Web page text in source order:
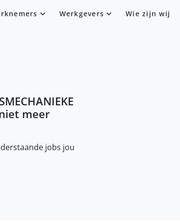
Werkgevers Wie zijn wij
meer
jobs jou